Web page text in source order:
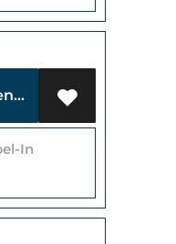
Toevoegen aan winkelwagen
In